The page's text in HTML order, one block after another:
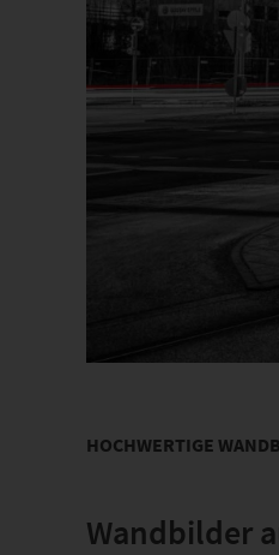
HOCHWERTIGE
Wandbilder